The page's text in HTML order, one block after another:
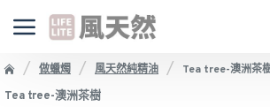
做蠟燭 風天然純精油
Tea tree-澳洲茶
Tea tree-澳洲茶樹